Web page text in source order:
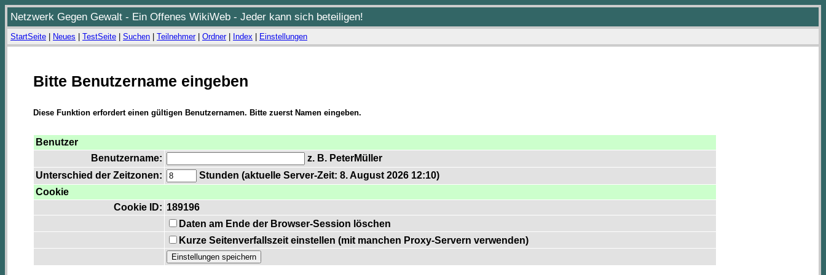
Netzwerk Gegen Gewalt - Ein Offenes WikiWeb - Jeder kann sich beteiligen!
StartSeite Neues TestSeite Suchen Teilnehmer| Ordner| Index Einstellungen
Bitte Benutzername eingeben
Diese Funktion erfordert einen gültigen Benutzernamen. Bitte zuerst Namen eingeben.
Benutzer
Benutzername:
z. B. PeterMüller
Unterschied der Zeitzonen:
Stunden (aktuelle Server-Zeit: 8. August 2026 12:10)
Cookie
Cookie ID: 189196
Daten am Ende der Browser-Session löschen
Kurze Seitenverfallszeit einstellen (mit manchen Proxy-Servern verwenden)